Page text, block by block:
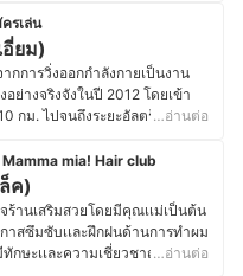
ศิลปะอยู่ที่โรงเรียนนานาชาติ 2
ษัทออกแบบภายใน Macabury
ที่รับออกแบบและจำหน่ายวัสดุ
ำหรับประดับและตกแต่งบ้านทุก
งศ์งาม (นุ่น)
รมชาติของเด็กมากขึ้นและ
นาคต นอกจากนี้ ครูหญิงมอง
วงปฐมวัยคือรากฐานสำคัญที่จะ
ด้อย่างเต็มศักยภาพ ปัจจุบันครู
ยนอนุบาลแห่งหนึ่งในกรุงเทพ ซึ่ง
เสริมการเรียนรู้ให้เหมาะสมกับ
รูหญิงจึงมีความรู้และ
นฐานความรู้ หลักการคิดการ
การทางร่างกาย อารมณ์และ
กับเด็กปฐมวัยโดยตรง
รรัตน์ (หญิง)
รเล่น
ยม)
กการวิ่งออกกำลังกายเป็นงาน
อย่างจริงจังในปี 2012 โดยเข้า
กม. ไปจนถึงระยะอัลตร้า
แบบถนน แบบครอสคันทรีและ
เทรล อีกทั้งยังมีโอกาสได้ไป
เทศทั้งในโซนยุโรปและเอเชียอีก
การวิ่งระยะมาราธอน 42 กม.
นรูปแบบเทรลเพื่อการแข่งขันเป็น
งแล้วยังเป็นโค้ชให้กับนักกีฬาวิ่ง
…อ่านต่อ
Mamma mia! Hair club
ค)
านเสริมสวยโดยมีคุณเเม่เป็นต้น
าสซึมซับเเละฝึกฝนด้านการทำผม
กษะเเละความเชี่ยวชาญด้านนี้
…อ่านต่อ